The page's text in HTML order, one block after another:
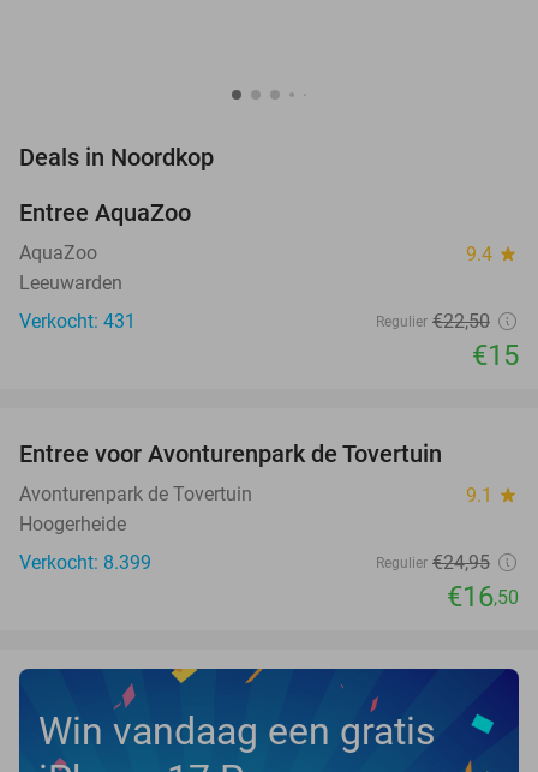
Deals in Noordkop
TODAY
Entree AquaZoo
AquaZoo 9.4 star
Leeuwarden
Verkocht: 431
Regulier €22,50
€15
TODAY
Entree voor Avonturenpark de Tovertuin
Avonturenpark de Tovertuin 9.1 star
Hoogerheide
Verkocht: 8.399
Regulier €24,95
€16,50
Win vandaag een gratis